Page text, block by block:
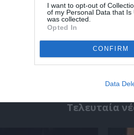
I want to opt-out of
of my Personal Data that
was collected.
Opted In
CONFIRM
Data
με Γιώργο
στο Θέατρο
32οι
στο
Τελευταία